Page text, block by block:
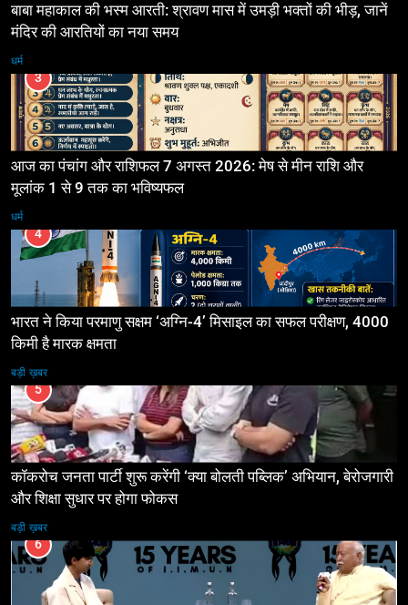
बाबा महाकाल की भस्म आरती: श्रावण मास में उमड़ी भक्तों की भीड़, जानें
मंदिर की आरतियों का नया समय
धर्म
3
आज का पंचांग और राशिफल 7 अगस्त 2026: मेष से मीन राशि और
मूलांक 1 से 9 तक का भविष्यफल
धर्म
4
भारत ने किया परमाणु सक्षम ‘अग्नि-4’ मिसाइल का सफल परीक्षण, 4000
किमी है मारक क्षमता
बड़ी ख़बर
5
कॉकरोच जनता पार्टी शुरू करेंगी ‘क्या बोलती पब्लिक’ अभियान, बेरोजगारी
और शिक्षा सुधार पर होगा फोकस
बड़ी ख़बर
6